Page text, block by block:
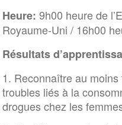
Heure: 9h00 heure de
Royaume-Uni / 16h00
Résultats
1. Reconnaître au
troubles liés à la
drogues chez les